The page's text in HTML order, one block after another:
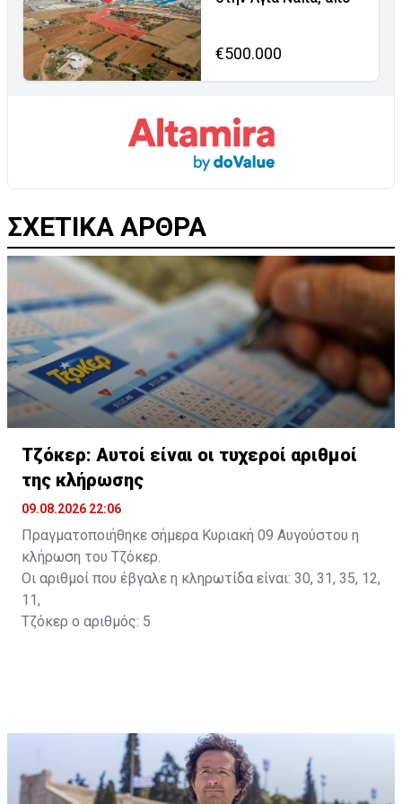
€500.000
ΣΧΕΤΙΚΑ ΑΡΘΡΑ
Τζόκερ: Αυτοί είναι οι τυχεροί αριθμοί
της κλήρωσης
09.08.2026 22:06
Πραγματοποιήθηκε σήμερα Κυριακή 09 Αυγούστου η
κλήρωση του Τζόκερ.
Οι αριθμοί που έβγαλε η κληρωτίδα είναι: 30, 31, 35, 12,
11,
Τζόκερ ο αριθμός: 5